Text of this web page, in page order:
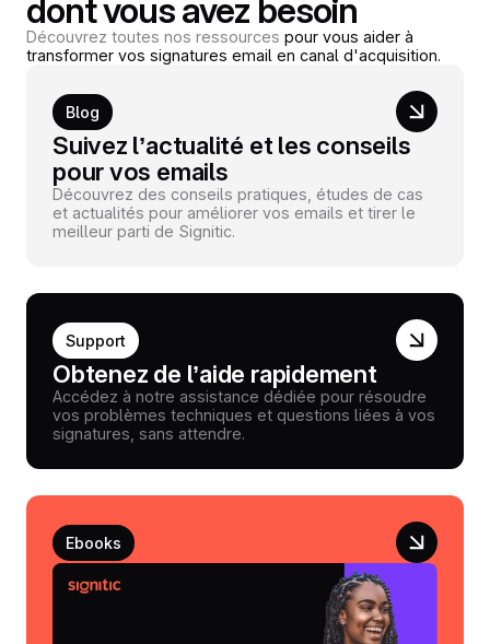
dont vous avez besoin
Découvrez toutes nos ressources pour vous aider à
transformer vos signatures email en canal d'acquisition.
Blog
Suivez l’actualité et les conseils
pour vos emails
Découvrez des conseils pratiques, études de cas
et actualités pour améliorer vos emails et tirer le
meilleur parti de Signitic.
Support
Obtenez de l’aide rapidement
Accédez à notre assistance dédiée pour résoudre
vos problèmes techniques et questions liées à vos
signatures, sans attendre.
Ebooks